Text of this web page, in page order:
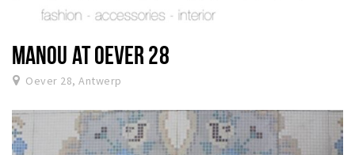
MANOU AT OEVER 28
Oever 28, Antwerp